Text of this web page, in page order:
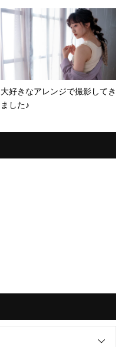
大好きなアレンジで撮影してき
ました♪